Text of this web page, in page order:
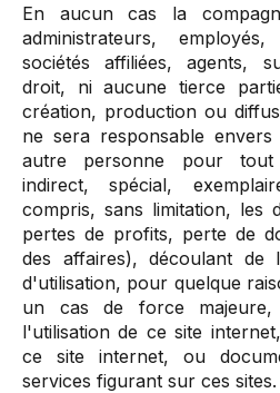
En aucun cas la
administrateurs,
sociétés affiliées, agents,
droit, ni aucune tierce
création, production ou
ne sera responsable
autre personne pour
indirect, spécial,
compris, sans limitation, les
pertes de profits, perte de
des affaires), découlant de
d'utilisation, pour quelque
un cas de force
l'utilisation de ce site
ce site internet, ou
services figurant sur ces sites.